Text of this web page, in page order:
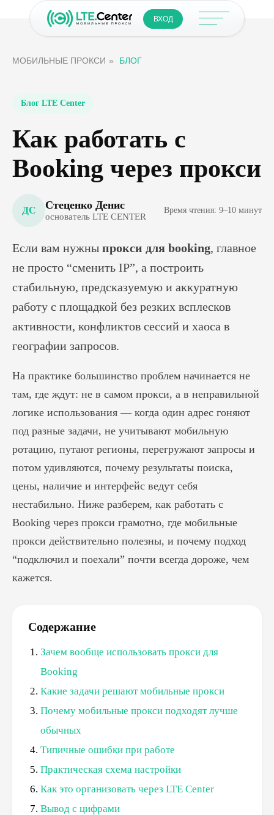
ВХОД
МОБИЛЬНЫЕ ПРОКСИ » БЛОГ
Блог LTE Center
Как работать с
Booking через прокси
ДС Стеценко Денис
основатель LTE CENTER
Время чтения: 9–10 минут
Если вам нужны прокси для booking, главное
не просто “сменить IP”, а построить
стабильную, предсказуемую и аккуратную
работу с площадкой без резких всплесков
активности, конфликтов сессий и хаоса в
географии запросов.
На практике большинство проблем начинается не
там, где ждут: не в самом прокси, а в неправильной
логике использования — когда один адрес гоняют
под разные задачи, не учитывают мобильную
ротацию, путают регионы, перегружают запросы и
потом удивляются, почему результаты поиска,
цены, наличие и интерфейс ведут себя
нестабильно. Ниже разберем, как работать с
Booking через прокси грамотно, где мобильные
прокси действительно полезны, и почему подход
“подключил и поехали” почти всегда дороже, чем
кажется.
Содержание
Зачем вообще использовать прокси для
Booking
Какие задачи решают мобильные прокси
Почему мобильные прокси подходят лучше
обычных
Типичные ошибки при работе
Практическая схема настройки
Как это организовать через LTE Center
Вывод с цифрами